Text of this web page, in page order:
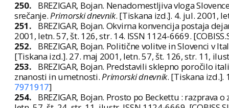
250.
BREZIGAR, Bojan. Nenadomestljiva vloga
srečanje.Primorski dnevnik. [Tiskana izd.]. 4. jul. 2001,
251.
BREZIGAR, Bojan. Okvirna konvencija postaja
2001, letn. 57, št. 126, str. 14. ISSN 1124-6669.
252.
BREZIGAR, Bojan. Politične volitve in Slovenci v
[Tiskana izd.]. 27. maj 2001, letn. 57, št. 126, str. 11,
253.
BREZIGAR, Bojan. Predstavili sklepno poročilo
znanosti in umetnosti.Primorski dnevnik. [Tiskana izd.].
7971917]
254.
BREZIGAR, Bojan. Prosto po Beckettu : razprava